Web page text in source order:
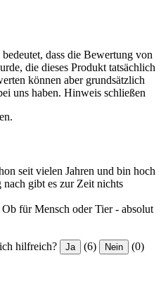
dass die Bewertung von
die dieses Produkt tatsächlich
können aber grundsätzlich
uns haben. Hinweis schließen
seit vielen Jahren und bin hoch
gibt es zur Zeit nichts
für Mensch oder Tier - absolut
hilfreich? Ja (6) Nein (0)